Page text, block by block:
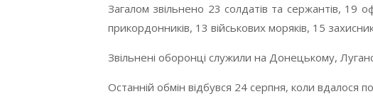
Загалом звільнено 23 солдатів та сержантів, 19
прикордонників, 13 військових моряків, 15
Звільнені оборонці служили на Донецькому,
Останній обмін відбувся 24 серпня, коли вдалося